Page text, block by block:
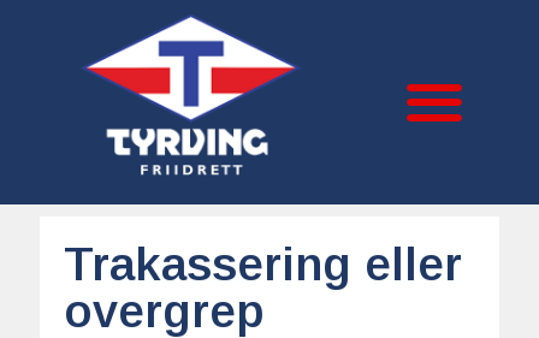
Trakassering eller
overgrep